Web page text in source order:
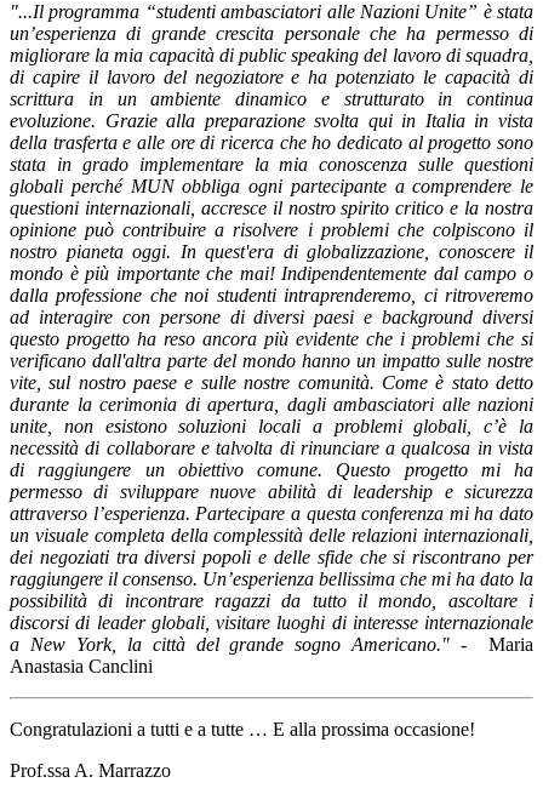
"...Il programma “studenti ambasciatori alle Nazioni Unite” è stata
un’esperienza di grande crescita personale che ha permesso di
migliorare la mia capacità di public speaking del lavoro di squadra,
di capire il lavoro del negoziatore e ha potenziato le capacità di
scrittura in un ambiente dinamico e strutturato in continua
evoluzione. Grazie alla preparazione svolta qui in Italia in vista
della trasferta e alle ore di ricerca che ho dedicato al progetto sono
stata in grado implementare la mia conoscenza sulle questioni
globali perché MUN obbliga ogni partecipante a comprendere le
questioni internazionali, accresce il nostro spirito critico e la nostra
opinione può contribuire a risolvere i problemi che colpiscono il
nostro pianeta oggi. In quest'era di globalizzazione, conoscere il
mondo è più importante che mai! Indipendentemente dal campo o
dalla professione che noi studenti intraprenderemo, ci ritroveremo
ad interagire con persone di diversi paesi e background diversi
questo progetto ha reso ancora più evidente che i problemi che si
verificano dall'altra parte del mondo hanno un impatto sulle nostre
vite, sul nostro paese e sulle nostre comunità. Come è stato detto
durante la cerimonia di apertura, dagli ambasciatori alle nazioni
unite, non esistono soluzioni locali a problemi globali, c’è la
necessità di collaborare e talvolta di rinunciare a qualcosa in vista
di raggiungere un obiettivo comune. Questo progetto mi ha
permesso di sviluppare nuove abilità di leadership e sicurezza
attraverso l’esperienza. Partecipare a questa conferenza mi ha dato
un visuale completa della complessità delle relazioni internazionali,
dei negoziati tra diversi popoli e delle sfide che si riscontrano per
raggiungere il consenso. Un’esperienza bellissima che mi ha dato la
possibilità di incontrare ragazzi da tutto il mondo, ascoltare i
discorsi di leader globali, visitare luoghi di interesse internazionale
a New York, la città del grande sogno Americano."- Maria
Anastasia Canclini
Congratulazioni a tutti e a tutte … E alla prossima occasione!
Prof.ssa A. Marrazzo